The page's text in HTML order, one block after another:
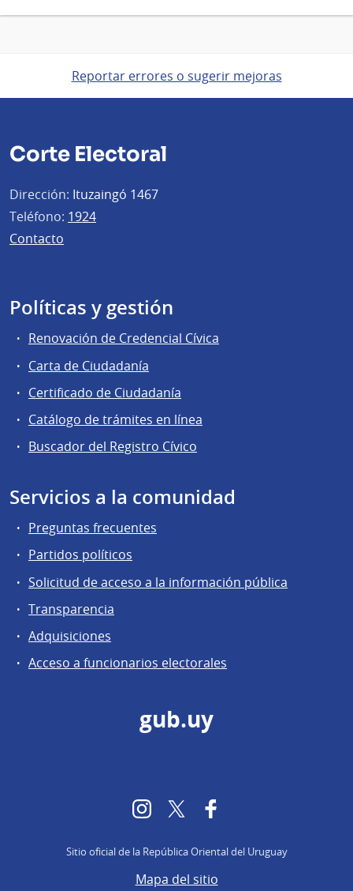
Reportar errores o sugerir mejoras
Corte Electoral
Dirección: Ituzaingó 1467
Teléfono: 1924
Contacto
Políticas y gestión
Renovación de Credencial Cívica
Carta de Ciudadanía
Certificado de Ciudadanía
Catálogo de trámites en línea
Buscador del Registro Cívico
Servicios a la comunidad
Preguntas frecuentes
Partidos políticos
Solicitud de acceso a la información pública
Transparencia
Adquisiciones
Acceso a funcionarios electorales
gub.uy
Instagram
Twitter
Sitio oficial de la República Oriental del Uruguay
Mapa del sitio